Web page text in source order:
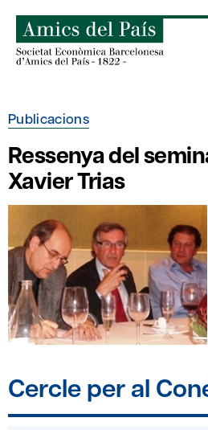
content
Publicacions
Ressenya del
Xavier Trias
Cercle per al